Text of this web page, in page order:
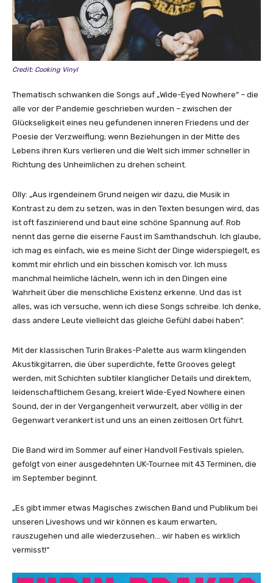
n
Y
o
b
e
a
n
z
e
g
e
n
Credit: Cooking Vinyl
Thematisch schwanken die Songs auf „Wide-Eyed Nowhere“ – die
alle vor der Pandemie geschrieben wurden – zwischen der
Glückseligkeit eines neu gefundenen inneren Friedens und der
Poesie der Verzweiflung; wenn Beziehungen in der Mitte des
Lebens ihren Kurs verlieren und die Welt sich immer schneller in
Richtung des Unheimlichen zu drehen scheint.
Olly: „Aus irgendeinem Grund neigen wir dazu, die Musik in
Kontrast zu dem zu setzen, was in den Texten besungen wird, das
ist oft faszinierend und baut eine schöne Spannung auf. Rob
nennt das gerne die eiserne Faust im Samthandschuh. Ich glaube,
ich mag es einfach, wie es meine Sicht der Dinge widerspiegelt, es
kommt mir ehrlich und ein bisschen komisch vor. Ich muss
manchmal heimliche lächeln, wenn ich in den Dingen eine
Wahrheit über die menschliche Existenz erkenne. Und das ist
alles, was ich versuche, wenn ich diese Songs schreibe. Ich denke,
dass andere Leute vielleicht das gleiche Gefühl dabei haben“.
Mit der klassischen Turin Brakes-Palette aus warm klingenden
Akustikgitarren, die über superdichte, fette Grooves gelegt
werden, mit Schichten subtiler klanglicher Details und direktem,
leidenschaftlichem Gesang, kreiert Wide-Eyed Nowhere einen
Sound, der in der Vergangenheit verwurzelt, aber völlig in der
Gegenwart verankert ist und uns an einen zeitlosen Ort führt.
Die Band wird im Sommer auf einer Handvoll Festivals spielen,
gefolgt von einer ausgedehnten UK-Tournee mit 43 Terminen, die
im September beginnt.
„Es gibt immer etwas Magisches zwischen Band und Publikum bei
unseren Liveshows und wir können es kaum erwarten,
rauszugehen und alle wiederzusehen… wir haben es wirklich
vermisst!“